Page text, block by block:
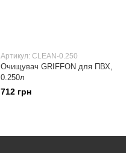
Артикул: CLEAN-0.250
Очищувач GRIFFON для ПВХ,
0.250л
712 грн